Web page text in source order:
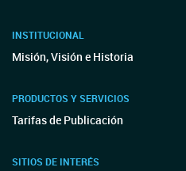
INSTITUCIONAL
Misión, Visión e Historia
PRODUCTOS Y SERVICIOS
Tarifas de Publicación
SITIOS DE INTERÉS